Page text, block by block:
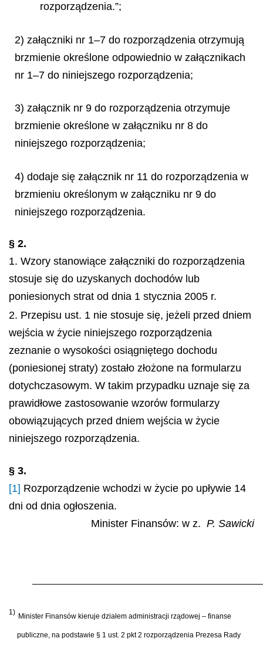
rozporządzenia.”;
2) załączniki nr 1–7 do rozporządzenia otrzymują
brzmienie określone odpowiednio w załącznikach
nr 1–7 do niniejszego rozporządzenia;
3) załącznik nr 9 do rozporządzenia otrzymuje
brzmienie określone w załączniku nr 8 do
niniejszego rozporządzenia;
4) dodaje się załącznik nr 11 do rozporządzenia w
brzmieniu określonym w załączniku nr 9 do
niniejszego rozporządzenia.
§ 2.
1. Wzory stanowiące załączniki do rozporządzenia
stosuje się do uzyskanych dochodów lub
poniesionych strat od dnia 1 stycznia 2005 r.
2. Przepisu ust. 1 nie stosuje się, jeżeli przed dniem
wejścia w życie niniejszego rozporządzenia
zeznanie o wysokości osiągniętego dochodu
(poniesionej straty) zostało złożone na formularzu
dotychczasowym. W takim przypadku uznaje się za
prawidłowe zastosowanie wzorów formularzy
obowiązujących przed dniem wejścia w życie
niniejszego rozporządzenia.
§ 3.
[1] Rozporządzenie wchodzi w życie po upływie 14
dni od dnia ogłoszenia.
Minister Finansów: w z. P. Sawicki
1) Minister Finansów kieruje działem administracji rządowej – finanse
publiczne, na podstawie § 1 ust. 2 pkt 2 rozporządzenia Prezesa Rady